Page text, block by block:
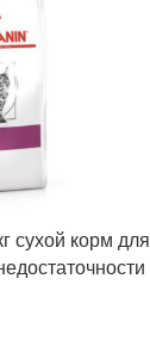
сухой корм для